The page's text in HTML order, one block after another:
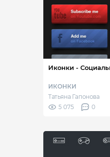
Иконки -
ИКОНКИ
Татьяна Гапонова
5 075
0